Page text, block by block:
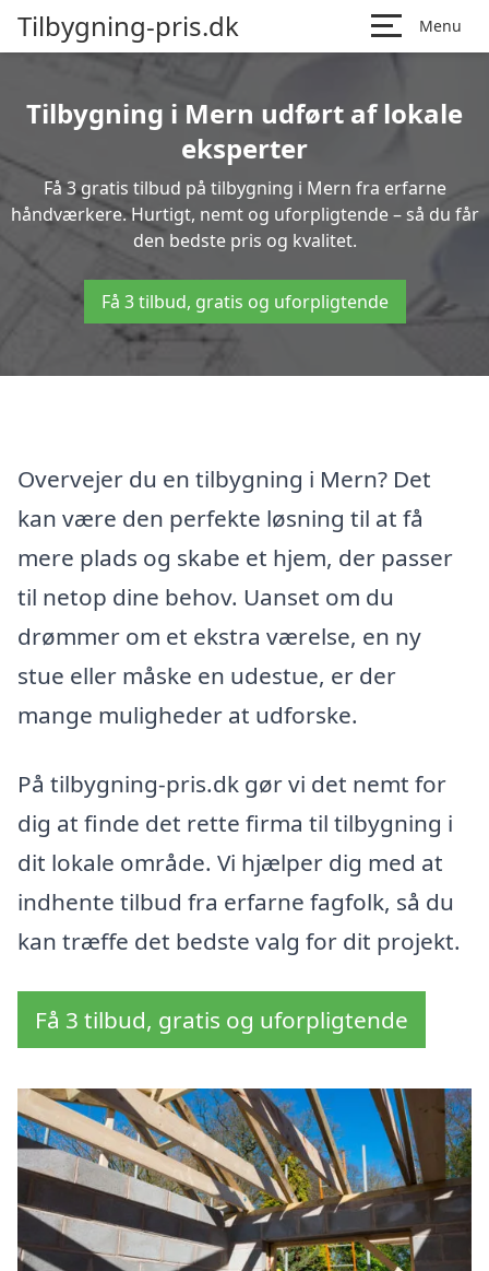
Tilbygning-pris.dk Menu
Tilbygning i Mern udført af lokale
eksperter
Få 3 gratis tilbud på tilbygning i Mern fra erfarne
håndværkere. Hurtigt, nemt og uforpligtende – så du får
den bedste pris og kvalitet.
Få 3 tilbud, gratis og uforpligtende
Overvejer du en tilbygning i Mern? Det
kan være den perfekte løsning til at få
mere plads og skabe et hjem, der passer
til netop dine behov. Uanset om du
drømmer om et ekstra værelse, en ny
stue eller måske en udestue, er der
mange muligheder at udforske.
På tilbygning-pris.dk gør vi det nemt for
dig at finde det rette firma til tilbygning i
dit lokale område. Vi hjælper dig med at
indhente tilbud fra erfarne fagfolk, så du
kan træffe det bedste valg for dit projekt.
Få 3 tilbud, gratis og uforpligtende